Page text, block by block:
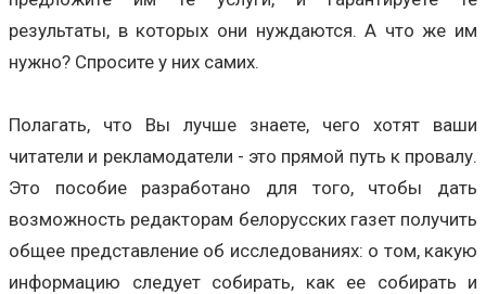
результаты, в которых они нуждаются. А что же им
нужно? Спросите у них самих.
Полагать, что Вы лучше знаете, чего хотят ваши
читатели и рекламодатели - это прямой путь к провалу.
Это пособие разработано для того, чтобы дать
возможность редакторам белорусских газет получить
общее представление об исследованиях: о том, какую
информацию следует собирать, как ее собирать и